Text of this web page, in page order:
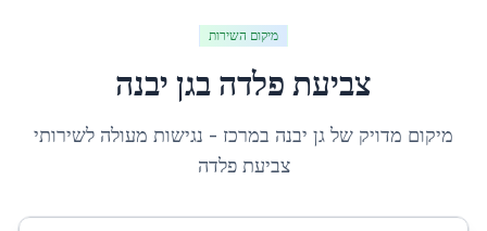
מיקום השירות
צביעת פלדה בגן יבנה
מיקום מדויק של גן יבנה במרכז - נגישות מעולה לשירותי
צביעת פלדה